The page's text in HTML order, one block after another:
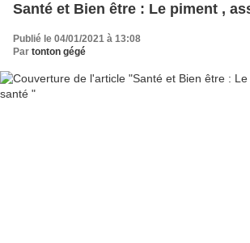
Santé et Bien être : Le piment ,
Publié le 04/01/2021 à 13:08
Par tonton gégé